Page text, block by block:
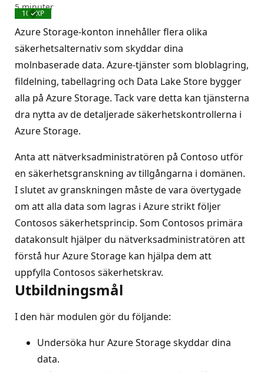
Slutförd
100 XP
5 minuter
Azure Storage-konton innehåller flera olika
säkerhetsalternativ som skyddar dina
molnbaserade data. Azure-tjänster som bloblagring,
fildelning, tabellagring och Data Lake Store bygger
alla på Azure Storage. Tack vare detta kan tjänsterna
dra nytta av de detaljerade säkerhetskontrollerna i
Azure Storage.
Anta att nätverksadministratören på Contoso utför
en säkerhetsgranskning av tillgångarna i domänen.
I slutet av granskningen måste de vara övertygade
om att alla data som lagras i Azure strikt följer
Contosos säkerhetsprincip. Som Contosos primära
datakonsult hjälper du nätverksadministratören att
förstå hur Azure Storage kan hjälpa dem att
uppfylla Contosos säkerhetskrav.
Utbildningsmål
I den här modulen gör du följande:
Undersöka hur Azure Storage skyddar dina
data.